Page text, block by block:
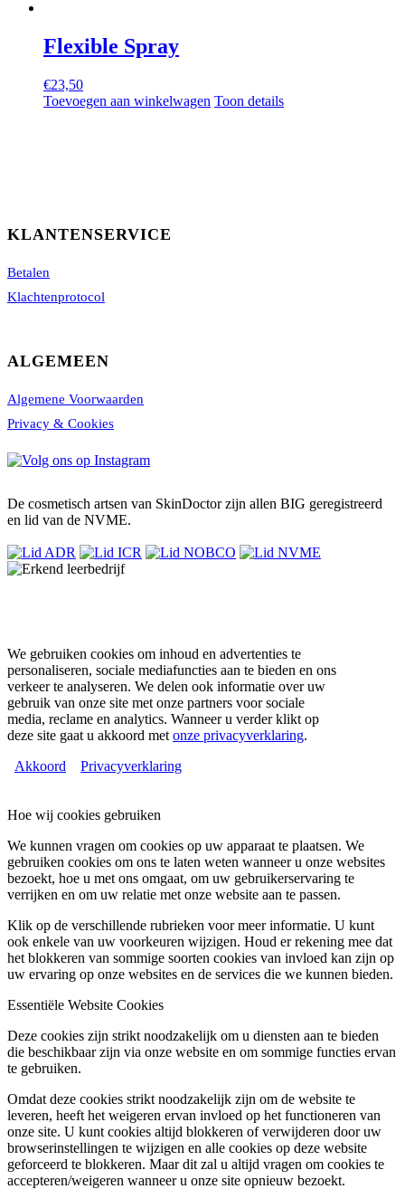
Flexible Spray
€23,50
Toevoegen aan winkelwagen Toon details
KLANTENSERVICE
Betalen
Klachtenprotocol
ALGEMEEN
Algemene Voorwaarden
Privacy & Cookies
De cosmetisch artsen van SkinDoctor zijn allen BIG geregistreerd
en lid van de NVME.
We gebruiken cookies om inhoud en advertenties te
personaliseren, sociale mediafuncties aan te bieden en ons
verkeer te analyseren. We delen ook informatie over uw
gebruik van onze site met onze partners voor sociale
media, reclame en analytics. Wanneer u verder klikt op
deze site gaat u akkoord met onze privacyverklaring.
Akkoord
Privacyverklaring
Hoe wij cookies gebruiken
We kunnen vragen om cookies op uw apparaat te plaatsen. We
gebruiken cookies om ons te laten weten wanneer u onze websites
bezoekt, hoe u met ons omgaat, om uw gebruikerservaring te
verrijken en om uw relatie met onze website aan te passen.
Klik op de verschillende rubrieken voor meer informatie. U kunt
ook enkele van uw voorkeuren wijzigen. Houd er rekening mee dat
het blokkeren van sommige soorten cookies van invloed kan zijn op
uw ervaring op onze websites en de services die we kunnen bieden.
Essentiële Website Cookies
Deze cookies zijn strikt noodzakelijk om u diensten aan te bieden
die beschikbaar zijn via onze website en om sommige functies ervan
te gebruiken.
Omdat deze cookies strikt noodzakelijk zijn om de website te
leveren, heeft het weigeren ervan invloed op het functioneren van
onze site. U kunt cookies altijd blokkeren of verwijderen door uw
browserinstellingen te wijzigen en alle cookies op deze website
geforceerd te blokkeren. Maar dit zal u altijd vragen om cookies te
accepteren/weigeren wanneer u onze site opnieuw bezoekt.